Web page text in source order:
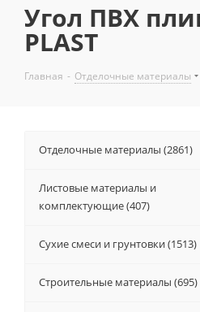
Угол ПВХ
PLAST
Главная - Отделочные материалы
Отделочные материалы (2861)
Листовые материалы и
комплектующие (407)
Сухие смеси и грунтовки (1513)
Строительные материалы (695)